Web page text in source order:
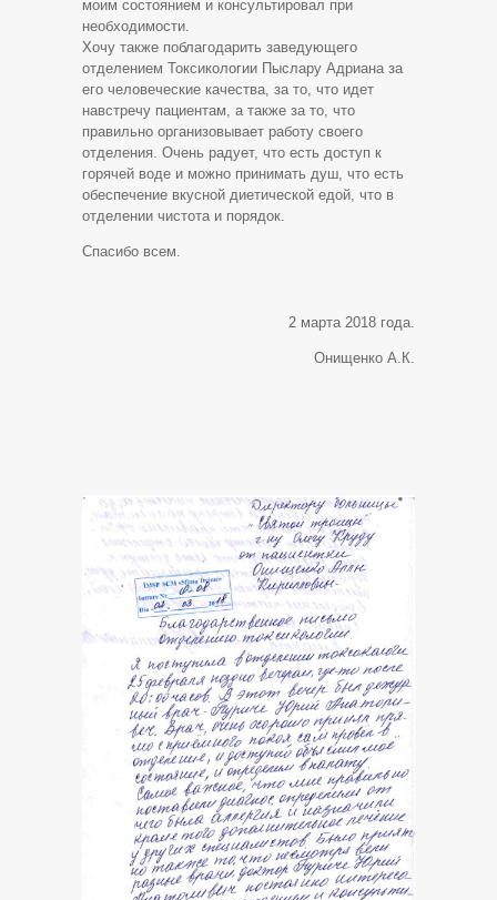
моим состоянием и консультировал при
необходимости.
Хочу также поблагодарить заведующего
отделением Токсикологии Пыслару Адриана за
его человеческие качества, за то, что идет
навстречу пациентам, а также за то, что
правильно организовывает работу своего
отделения. Очень радует, что есть доступ к
горячей воде и можно принимать душ, что есть
обеспечение вкусной диетической едой, что в
отделении чистота и порядок.
Спасибо всем.
2 марта 2018 года.
Онищенко А.К.